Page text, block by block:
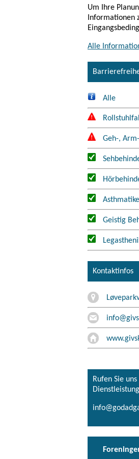
Um Ihre
Informationen
Alle
Alle
Geh-,
Geistig
Kontaktinfos
Rufen Sie